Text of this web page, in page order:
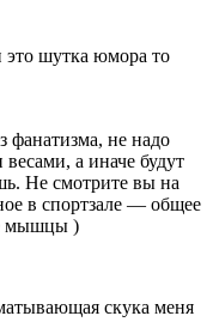
шутка юмора то
фанатизма, не надо
а иначе будут
Не смотрите вы на
в спортзале — общее
мышцы )
скука меня